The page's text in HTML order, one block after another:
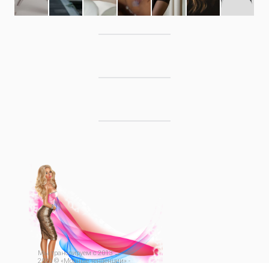
Мы транслируем с 2013→
2026© «Модные тенденции» -